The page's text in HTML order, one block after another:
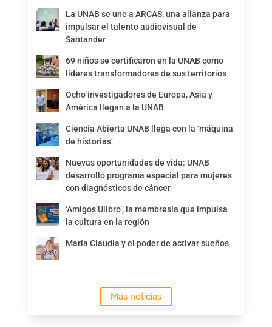
La UNAB se une a ARCAS, una alianza para
impulsar el talento audiovisual de
Santander
69 niños se certificaron en la UNAB como
líderes transformadores de sus territorios
Ocho investigadores de Europa, Asia y
América llegan a la UNAB
Ciencia Abierta UNAB llega con la ‘máquina
de historias’
Nuevas oportunidades de vida: UNAB
desarrolló programa especial para mujeres
con diagnósticos de cáncer
‘Amigos Ulibro’, la membresía que impulsa
la cultura en la región
María Claudia y el poder de activar sueños
Más noticias